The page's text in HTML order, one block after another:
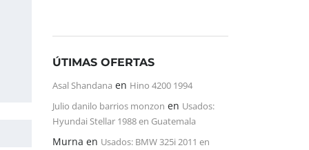
ÚTIMAS OFERTAS
Asal Shandana en Hino 4200 1994
Julio danilo barrios monzon en Usados:
Hyundai Stellar 1988 en Guatemala
Murna en Usados: BMW 325i 2011 en